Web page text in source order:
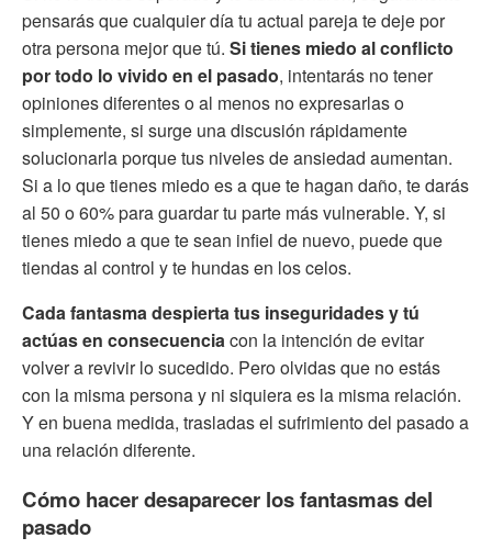
pensarás que cualquier día tu actual pareja te deje por
otra persona mejor que tú. Si tienes miedo al conflicto
por todo lo vivido en el pasado, intentarás no tener
opiniones diferentes o al menos no expresarlas o
simplemente, si surge una discusión rápidamente
solucionarla porque tus niveles de ansiedad aumentan.
Si a lo que tienes miedo es a que te hagan daño, te darás
al 50 o 60% para guardar tu parte más vulnerable. Y, si
tienes miedo a que te sean infiel de nuevo, puede que
tiendas al control y te hundas en los celos.
Cada fantasma despierta tus inseguridades y tú
actúas en consecuenciacon la intención de evitar
volver a revivir lo sucedido. Pero olvidas que no estás
con la misma persona y ni siquiera es la misma relación.
Y en buena medida, trasladas el sufrimiento del pasado a
una relación diferente.
Cómo hacer desaparecer los fantasmas del
pasado